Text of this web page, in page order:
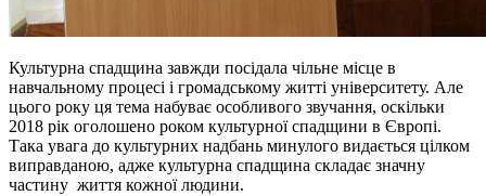
Культурна спадщина завжди посідала чільне місце в
навчальному процесі і громадському житті університету. Але
цього року ця тема набуває особливого звучання, оскільки
2018 рік оголошено роком культурної спадщини в Європі.
Така увага до культурних надбань минулого видається цілком
виправданою, адже культурна спадщина складає значну
частину життя кожної людини.